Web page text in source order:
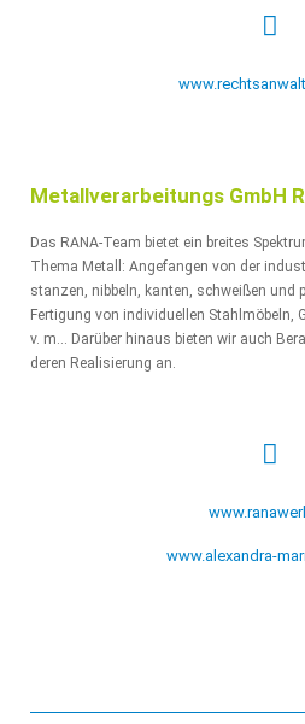
Metallverarbeitungs GmbH
Das RANA-Team bietet ein breites
Thema Metall: Angefangen von der
stanzen, nibbeln, kanten, schweißen und
Fertigung von individuellen Stahlmöbeln,
v. m… Darüber hinaus bieten wir auch
deren Realisierung an.
www.alexandra-